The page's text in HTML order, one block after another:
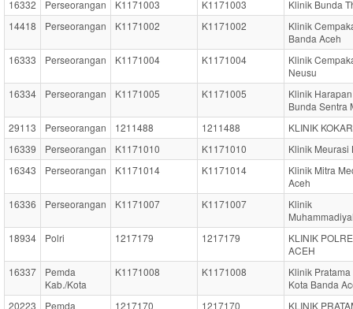
16332
Perseorangan K1171003 K1171003
Klinik Bunda
14418
Perseorangan K1171002 K1171002
Klinik
Banda Aceh
16333
Perseorangan K1171004 K1171004
Klinik
Neusu
16334
Perseorangan K1171005 K1171005
Klinik Harapan
Bunda Sentra
29113
Perseorangan 1211488 1211488
KLINIK
16339
Perseorangan K1171010 K1171010
Klinik Meurasi
16343
Perseorangan K1171014 K1171014
Klinik Mitra
Aceh
16336
Perseorangan K1171007 K1171007
Klinik
18934
Polri 1217179 1217179
KLINIK
ACEH
16337
Pemda
Kab./Kota
K1171008 K1171008
Klinik
Kota Banda
20223
Pemda
1217170 1217170
KLINIK